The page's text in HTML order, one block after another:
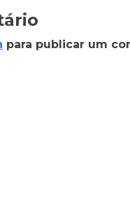
para publicar um